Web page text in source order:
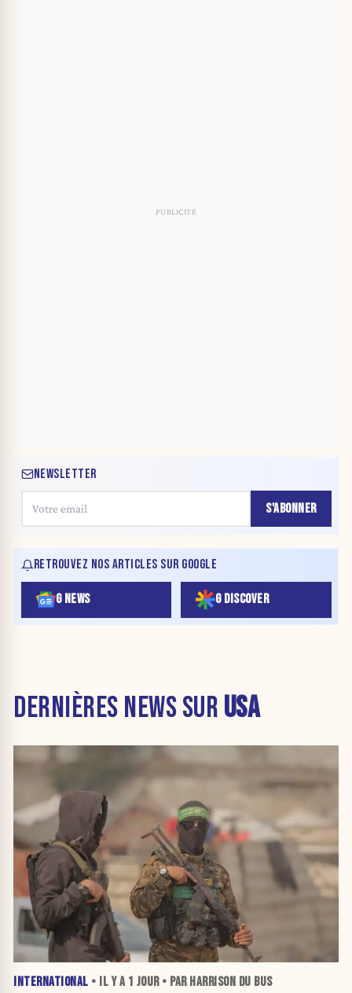
NEWSLETTER
S'ABONNER
RETROUVEZ NOS ARTICLES SUR GOOGLE
G NEWS G DISCOVER
DERNIÈRES NEWS SUR USA
INTERNATIONAL • IL Y A 1 JOUR• PAR HARRISON DU BUS